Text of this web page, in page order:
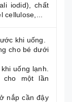
iodid), chất
cellulose,...
khi uống.
cho bé dưới
uống lạnh.
cho một lần
nắp cần đậy